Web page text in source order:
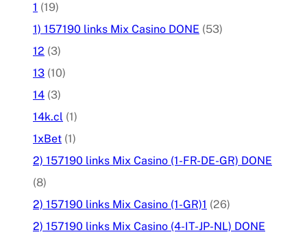
1 (19)
1) 157190 links Mix Casino DONE (53)
12 (3)
13 (10)
14 (3)
14k.cl (1)
1xBet (1)
2) 157190 links Mix Casino (1-FR-DE-GR) DONE
(8)
2) 157190 links Mix Casino (1-GR)1 (26)
2) 157190 links Mix Casino (4-IT-JP-NL) DONE